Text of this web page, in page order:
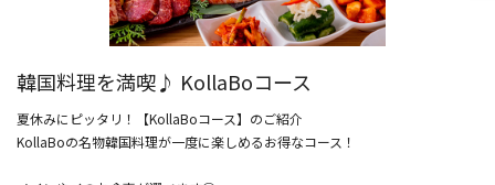
韓国料理を満喫♪ KollaBoコース
夏休みにピッタリ！【KollaBoコース】のご紹介
KollaBoの名物韓国料理が一度に楽しめるお得なコース！